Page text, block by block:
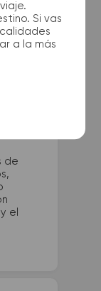
Si vas
a la más
de
el